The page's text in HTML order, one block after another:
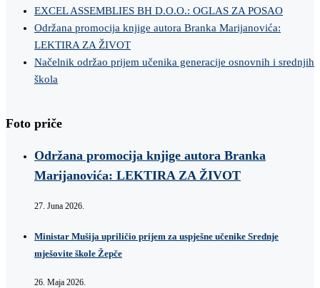
EXCEL ASSEMBLIES BH D.O.O.: OGLAS ZA POSAO
Održana promocija knjige autora Branka Marijanovića:
LEKTIRA ZA ŽIVOT
Načelnik održao prijem učenika generacije osnovnih i srednjih
škola
Foto priče
Održana promocija knjige autora Branka
Marijanovića: LEKTIRA ZA ŽIVOT
27. Juna 2026.
Ministar Mušija upriličio prijem za uspješne učenike Srednje
mješovite škole Žepče
26. Maja 2026.